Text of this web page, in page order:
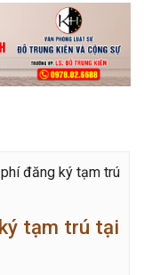
đăng ký tạm trú
tạm trú tại